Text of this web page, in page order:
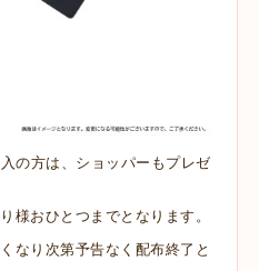
の方は、ショッパーもプレゼ
様おひとつまでとなります。
なり次第予告なく配布終了と